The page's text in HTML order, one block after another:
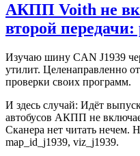
АКПП Voith не
второй передачи:
Изучаю шину CAN J1939
утилит. Целенаправленно
проверки своих программ.
И здесь случай: Идёт
автобусов АКПП не
Сканера нет читать нечем.
map_id_j1939, viz_j1939.